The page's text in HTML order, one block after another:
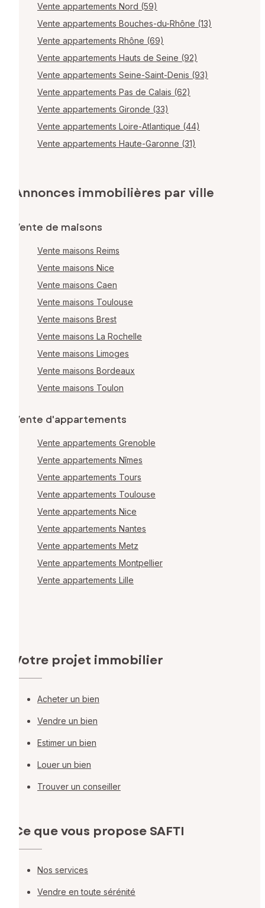
Vente appartements Nord (59)
Vente appartements Bouches-du-Rhône (13)
Vente appartements Rhône (69)
Vente appartements Hauts de Seine (92)
Vente appartements Seine-Saint-Denis (93)
Vente appartements Pas de Calais (62)
Vente appartements Gironde (33)
Vente appartements Loire-Atlantique (44)
Vente appartements Haute-Garonne (31)
Annonces immobilières par ville
Vente de maisons
Vente maisons Reims
Vente maisons Nice
Vente maisons Caen
Vente maisons Toulouse
Vente maisons Brest
Vente maisons La Rochelle
Vente maisons Limoges
Vente maisons Bordeaux
Vente maisons Toulon
Vente d'appartements
Vente appartements Grenoble
Vente appartements Nîmes
Vente appartements Tours
Vente appartements Toulouse
Vente appartements Nice
Vente appartements Nantes
Vente appartements Metz
Vente appartements Montpellier
Vente appartements Lille
Votre projet immobilier
Acheter un bien
Vendre un bien
Estimer un bien
Louer un bien
Trouver un conseiller
Ce que vous propose SAFTI
Nos services
Vendre en toute sérénité